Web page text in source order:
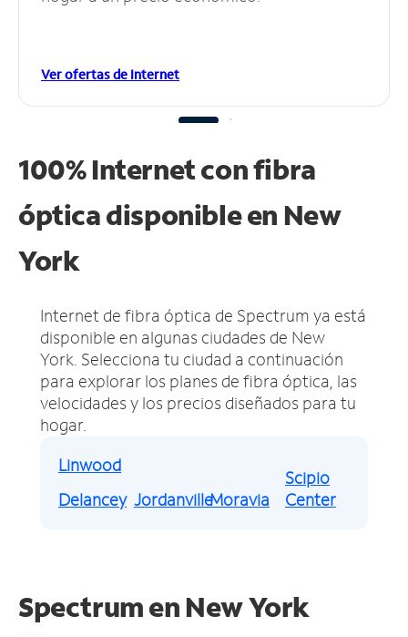
Ver ofertas de Internet
100% Internet con fibra
óptica disponible en New
York
Internet de fibra óptica de Spectrum ya está
disponible en algunas ciudades de New
York. Selecciona tu ciudad a continuación
para explorar los planes de fibra óptica, las
velocidades y los precios diseñados para tu
hogar.
Linwood
Delancey JordanvilleMoravia
Scipio
Center
Spectrum en New York